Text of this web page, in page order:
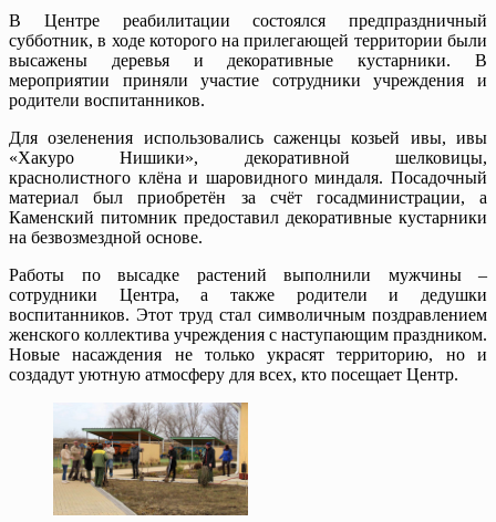
В Центре реабилитации состоялся предпраздничный
субботник, в ходе которого на прилегающей территории были
высажены деревья и декоративные кустарники. В
мероприятии приняли участие сотрудники учреждения и
родители воспитанников.
Для озеленения использовались саженцы козьей ивы, ивы
«Хакуро Нишики», декоративной шелковицы,
краснолистного клёна и шаровидного миндаля. Посадочный
материал был приобретён за счёт госадминистрации, а
Каменский питомник предоставил декоративные кустарники
на безвозмездной основе.
Работы по высадке растений выполнили мужчины –
сотрудники Центра, а также родители и дедушки
воспитанников. Этот труд стал символичным поздравлением
женского коллектива учреждения с наступающим праздником.
Новые насаждения не только украсят территорию, но и
создадут уютную атмосферу для всех, кто посещает Центр.